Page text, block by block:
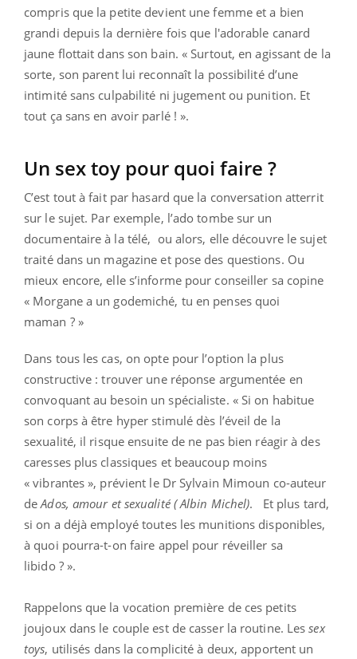
compris que la petite devient une femme et a bien
grandi depuis la dernière fois que l'adorable canard
jaune flottait dans son bain. « Surtout, en agissant de la
sorte, son parent lui reconnaît la possibilité d’une
intimité sans culpabilité ni jugement ou punition. Et
tout ça sans en avoir parlé ! ».
Un sex toy pour quoi faire ?
C’est tout à fait par hasard que la conversation atterrit
sur le sujet. Par exemple, l’ado tombe sur un
documentaire à la télé, ou alors, elle découvre le sujet
traité dans un magazine et pose des questions. Ou
mieux encore, elle s’informe pour conseiller sa copine
« Morgane a un godemiché, tu en penses quoi
maman ? »
Dans tous les cas, on opte pour l’option la plus
constructive : trouver une réponse argumentée en
convoquant au besoin un spécialiste. « Si on habitue
son corps à être hyper stimulé dès l’éveil de la
sexualité, il risque ensuite de ne pas bien réagir à des
caresses plus classiques et beaucoup moins
« vibrantes », prévient le Dr Sylvain Mimoun co-auteur
deAdos, amour et sexualité ( Albin Michel). Et plus tard,
si on a déjà employé toutes les munitions disponibles,
à quoi pourra-t-on faire appel pour réveiller sa
libido ? ».
Rappelons que la vocation première de ces petits
joujoux dans le couple est de casser la routine. Lessex
toys, utilisés dans la complicité à deux, apportent un